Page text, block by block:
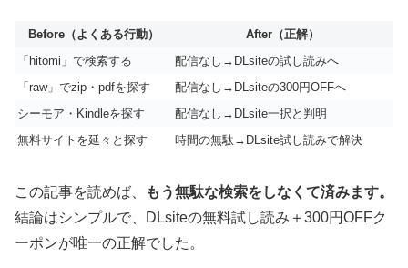
Before（よくある行動）
After（正解）
「hitomi」で検索する
配信なし→DLsiteの試し読みへ
「raw」でzip・pdfを探す
配信なし→DLsiteの300円OFFへ
シーモア・Kindleを探す
配信なし→DLsite一択と判明
無料サイトを延々と探す
時間の無駄→DLsite試し読みで解決
この記事を読めば、
もう無駄な検索をしなくて済みます。
結論はシンプルで、DLsiteの無料試し読み＋300円OFFク
ーポンが唯一の正解でした。